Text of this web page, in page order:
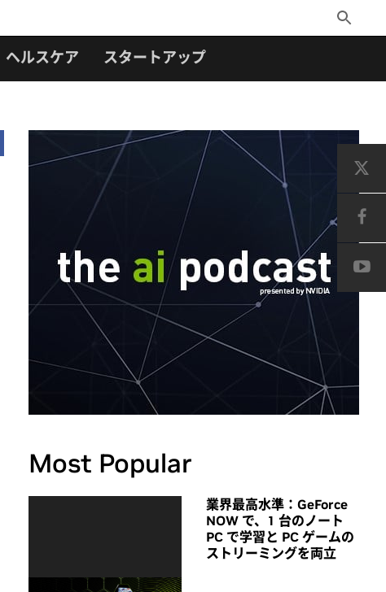
Toggle
Search
ヘルスケア スタートアップ
Most Popular
業界最高水準：GeForce
NOW で、1 台のノート
PC で学習と PC ゲームの
ストリーミングを両立